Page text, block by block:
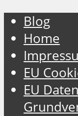
Blog
Home
EU
EU